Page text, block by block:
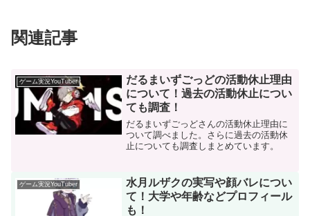
関連記事
ゲーム実況YouTuber
だるまいずごっどの活動休止理由
について！過去の活動休止につい
ても調査！
だるまいずごっどさんの活動休止理由に
ついて調べました。さらに過去の活動休
止についても調査しまとめています。
ゲーム実況YouTuber
水月ルザクの実写や顔バレについ
て！大学や年齢などプロフィール
も！